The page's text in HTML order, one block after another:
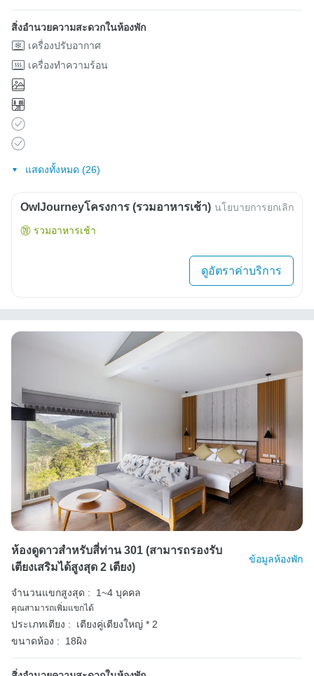
สิ่งอำนวยความสะดวกในห้องพัก
เครื่องปรับอากาศ
เครื่องทำความร้อน
แสดงทั้งหมด (26)
OwlJourneyโครงการ (รวมอาหารเช้า) นโยบายการยกเลิก
รวมอาหารเช้า
ดูอัตราค่าบริการ
ห้องดูดาวสำหรับสี่ท่าน 301 (สามารถรองรับ
เตียงเสริมได้สูงสุด 2 เตียง)
ข้อมูลห้องพัก
จำนวนแขกสูงสุด : 1~4 บุคคล
คุณสามารถเพิ่มแขกได้
ประเภทเตียง :
เตียงคู่เตียงใหญ่ * 2
ขนาดห้อง :
18ผิง